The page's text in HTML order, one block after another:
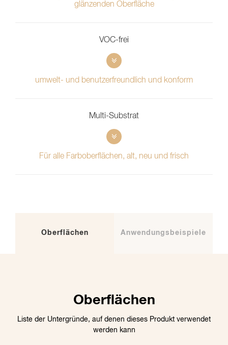
glänzenden Oberfläche
VOC-frei
umwelt- und benutzerfreundlich und konform
Multi-Substrat
Für alle Farboberflächen, alt, neu und frisch
Oberflächen Anwendungsbeispiele
Oberflächen
Liste der Untergründe, auf denen dieses Produkt verwendet
werden kann